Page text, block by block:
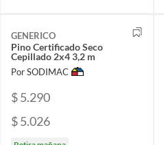
GENERICO
Pino Certificado Seco
Cepillado 2x4 3,2 m
Por SODIMAC
$ 5.290
$ 5.026